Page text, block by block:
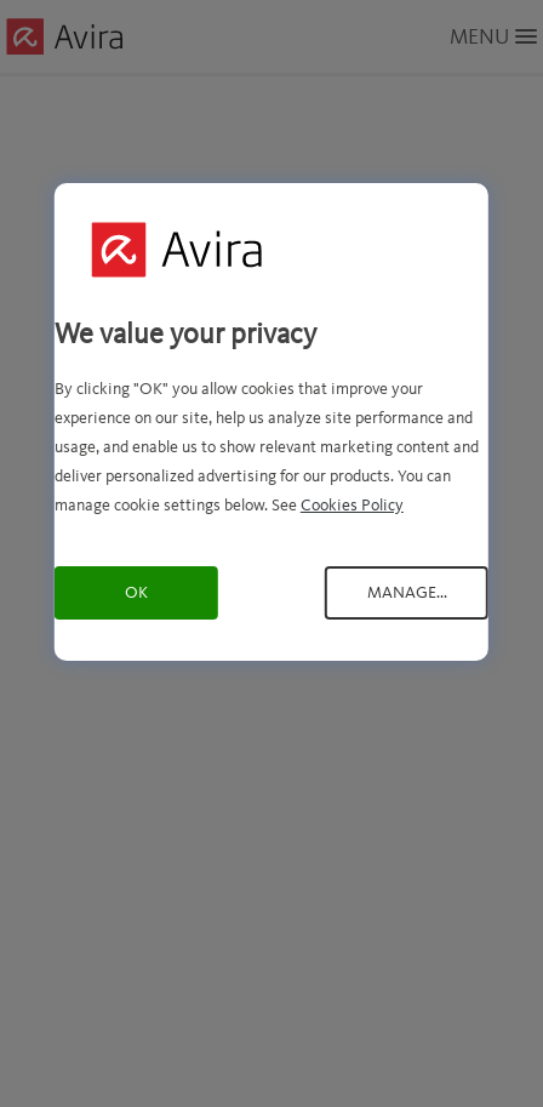
to
MENU
We value your privacy
By clicking "OK" you allow cookies that improve your
experience on our site, help us analyze site performance and
usage, and enable us to show relevant marketing content and
deliver personalized advertising for our products. You can
manage cookie settings below. See Cookies Policy
OK MANAGE...